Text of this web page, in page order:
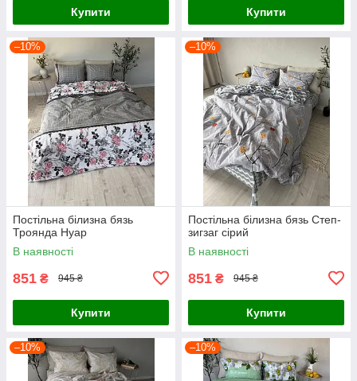
Купити Купити
–10%
Постільна білизна бязь
Троянда Нуар
В наявності
851 ₴ 945 ₴
Купити
–10%
Постільна білизна бязь Степ-
зигзаг сірий
В наявності
851 ₴ 945 ₴
Купити
–10% –10%